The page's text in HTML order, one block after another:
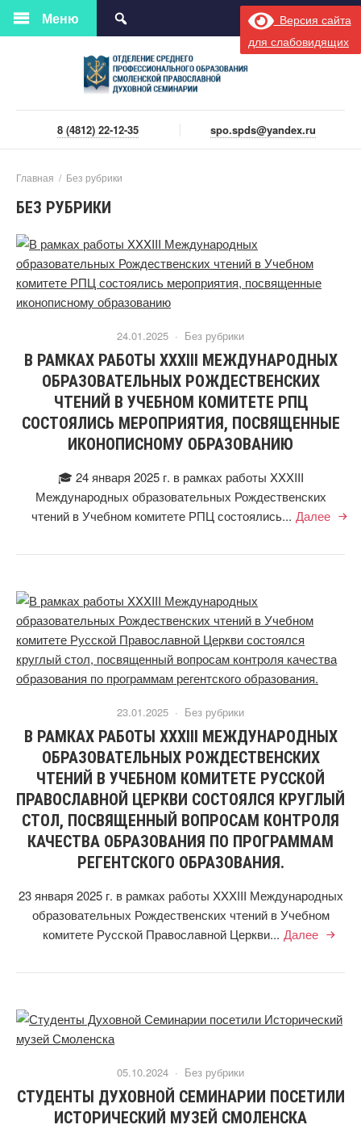
Версия сайта
для слабовидящих
Меню
8 (4812) 22-12-35 spo.spds@yandex.ru
Главная / Без рубрики
БЕЗ РУБРИКИ
24.01.2025 · Без рубрики
В РАМКАХ РАБОТЫ XXXIII МЕЖДУНАРОДНЫХ
ОБРАЗОВАТЕЛЬНЫХ РОЖДЕСТВЕНСКИХ
ЧТЕНИЙ В УЧЕБНОМ КОМИТЕТЕ РПЦ
СОСТОЯЛИСЬ МЕРОПРИЯТИЯ, ПОСВЯЩЕННЫЕ
ИКОНОПИСНОМУ ОБРАЗОВАНИЮ
🎓 24 января 2025 г. в рамках работы XXXIII
Международных образовательных Рождественских
чтений в Учебном комитете РПЦ состоялись... Далее
23.01.2025 · Без рубрики
В РАМКАХ РАБОТЫ XXXIII МЕЖДУНАРОДНЫХ
ОБРАЗОВАТЕЛЬНЫХ РОЖДЕСТВЕНСКИХ
ЧТЕНИЙ В УЧЕБНОМ КОМИТЕТЕ РУССКОЙ
ПРАВОСЛАВНОЙ ЦЕРКВИ СОСТОЯЛСЯ КРУГЛЫЙ
СТОЛ, ПОСВЯЩЕННЫЙ ВОПРОСАМ КОНТРОЛЯ
КАЧЕСТВА ОБРАЗОВАНИЯ ПО ПРОГРАММАМ
РЕГЕНТСКОГО ОБРАЗОВАНИЯ.
23 января 2025 г. в рамках работы XXXIII Международных
образовательных Рождественских чтений в Учебном
комитете Русской Православной Церкви... Далее
05.10.2024 · Без рубрики
СТУДЕНТЫ ДУХОВНОЙ СЕМИНАРИИ ПОСЕТИЛИ
ИСТОРИЧЕСКИЙ МУЗЕЙ СМОЛЕНСКА